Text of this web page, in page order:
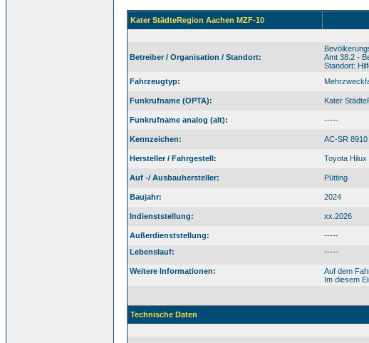
Kater StädteRegion Aachen MZF-10
Betreiber / Organisation / Standort:
Amt 38.2 -
Standort:
Fahrzeugtyp:
Funkrufname (OPTA): Kater
Funkrufname analog (alt): -----
Kennzeichen: AC-SR 8910
Hersteller / Fahrgestell: Toyota Hilux
Auf -/ Ausbauhersteller: Pütting
Baujahr: 2024
Indienststellung: xx.2026
Außerdienststellung:
-----
Lebenslauf:
-----
Weitere Informationen:
Auf dem
Im diesem
Technische Daten